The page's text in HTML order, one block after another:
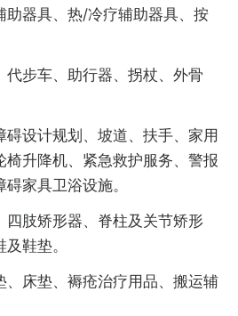
助器具、热/冷疗辅助器具、按
代步车、助行器、拐杖、外骨
设计规划、坡道、扶手、家用
椅升降机、紧急救护服务、警报
家具卫浴设施。
四肢矫形器、脊柱及关节矫形
鞋垫。
、床垫、褥疮治疗用品、搬运辅